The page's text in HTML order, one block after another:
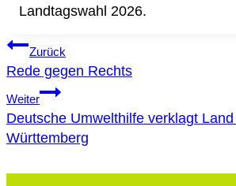
Landtagswahl 2026.
Beitragsnavigation
Zurück
Rede gegen Rechts
Weiter
Deutsche Umwelthilfe verklagt
Württemberg